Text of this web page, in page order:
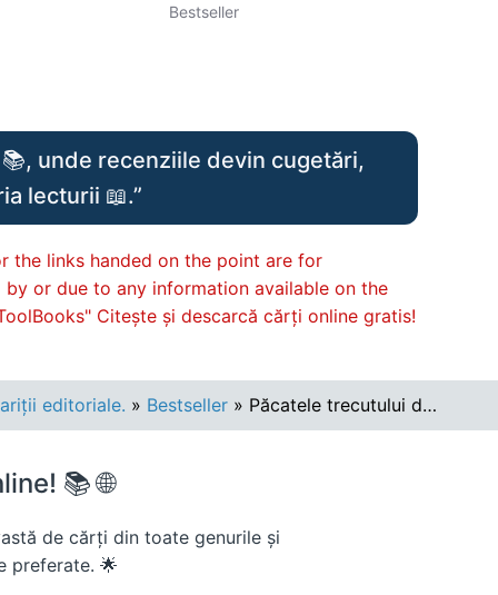
Bestseller
unde recenziile devin cugetări,
lecturii 📖.”
the links handed on the point are for
or due to any information available on the
Citește și descarcă cărți online gratis!
editoriale. » Bestseller » Păcatele trecutului de Sandra Brown citeste online gratis .pdf
📚 🌐
de cărți din toate genurile și
preferate. 🌟